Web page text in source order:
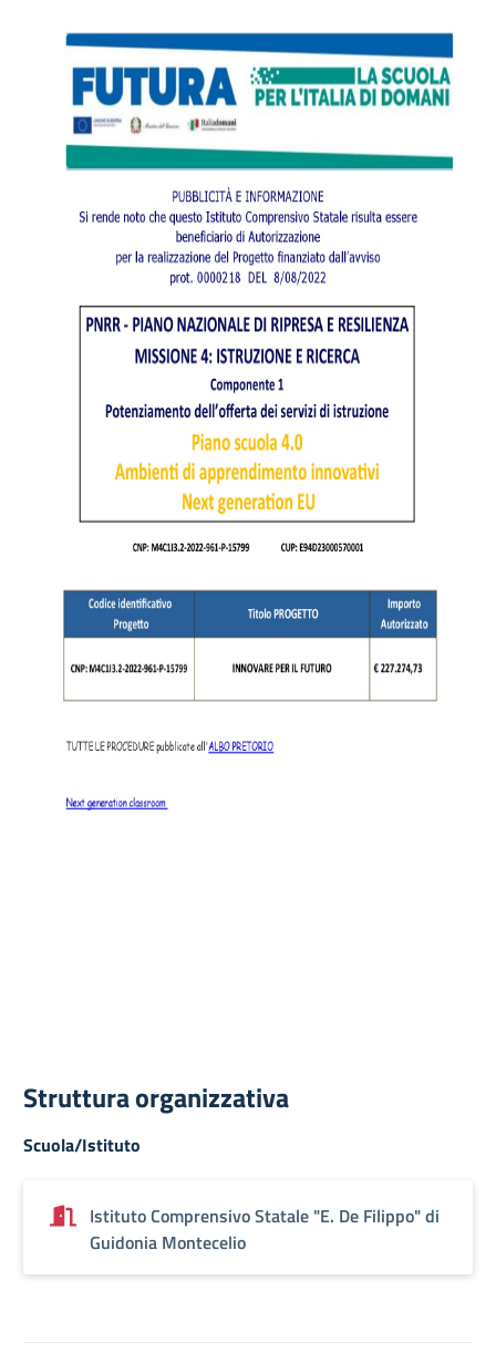
Struttura organizzativa
Scuola/Istituto
Istituto Comprensivo Statale "E. De Filippo" di
Guidonia Montecelio